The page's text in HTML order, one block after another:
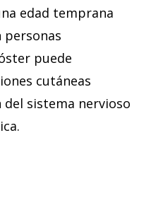
edad temprana
personas
puede
cutáneas
del sistema nervioso